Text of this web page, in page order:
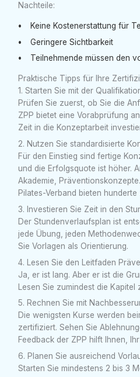
Nachteile:
Keine Kostenerstattung für
Geringere Sichtbarkeit
Teilnehmende müssen den
Praktische Tipps für Ihre
1. Starten Sie mit der
Prüfen Sie zuerst, ob Sie die
ZPP bietet eine Vorabprüfung
Zeit in die Konzeptarbeit
2. Nutzen Sie standardisierte
Für den Einstieg sind fertige
und die Erfolgsquote ist höher.
Akademie,
Pilates-Verband bieten
3. Investieren Sie Zeit in den
Der Stundenverlaufsplan ist
jede Übung, jeden
Sie Vorlagen als Orientierung.
4. Lesen Sie den Leitfaden
Ja, er ist lang. Aber er ist die
Lesen Sie zumindest die Kapitel
5. Rechnen Sie mit
Die wenigsten Kurse werden
zertifiziert. Sehen Sie
Feedback der ZPP hilft Ihnen,
6. Planen Sie ausreichend
Starten Sie mindestens 2 bis 3